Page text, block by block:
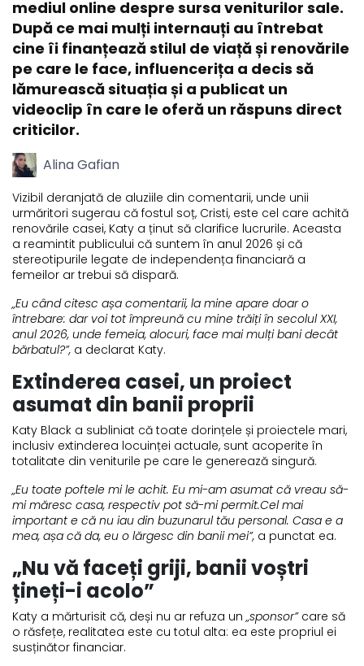
mediul online despre sursa veniturilor sale.
După ce mai mulți internauți au întrebat
cine îi finanțează stilul de viață și renovările
pe care le face, influencerița a decis să
lămurească situația și a publicat un
videoclip în care le oferă un răspuns direct
criticilor.
Alina Gafian
Vizibil deranjată de aluziile din comentarii, unde unii
urmăritori sugerau că fostul soț, Cristi, este cel care achită
renovările casei, Katy a ținut să clarifice lucrurile. Aceasta
a reamintit publicului că suntem în anul 2026 și că
stereotipurile legate de independența financiară a
femeilor ar trebui să dispară.
„Eu când citesc așa comentarii, la mine apare doar o
întrebare: dar voi tot împreună cu mine trăiți în secolul XXI,
anul 2026, unde femeia, alocuri, face mai mulți bani decât
bărbatul?”, a declarat Katy.
Extinderea casei, un proiect
asumat din banii proprii
Katy Black a subliniat că toate dorințele și proiectele mari,
inclusiv extinderea locuinței actuale, sunt acoperite în
totalitate din veniturile pe care le generează singură.
„Eu toate poftele mi le achit. Eu mi-am asumat că vreau să-
mi măresc casa, respectiv pot să-mi permit.Cel mai
important e că nu iau din buzunarul tău personal. Casa e a
mea, așa că da, eu o lărgesc din banii mei”, a punctat ea.
„Nu vă faceți griji, banii voștri
țineți-i acolo”
Katy a mărturisit că, deși nu ar refuza un „sponsor” care să
o răsfețe, realitatea este cu totul alta: ea este propriul ei
susținător financiar.